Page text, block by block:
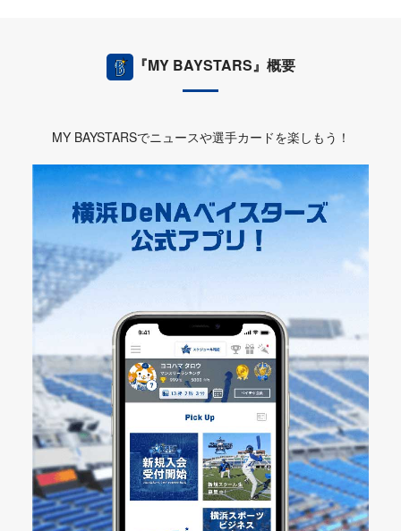
『MY BAYSTARS』概要
MY BAYSTARSでニュースや選手カードを楽しもう！